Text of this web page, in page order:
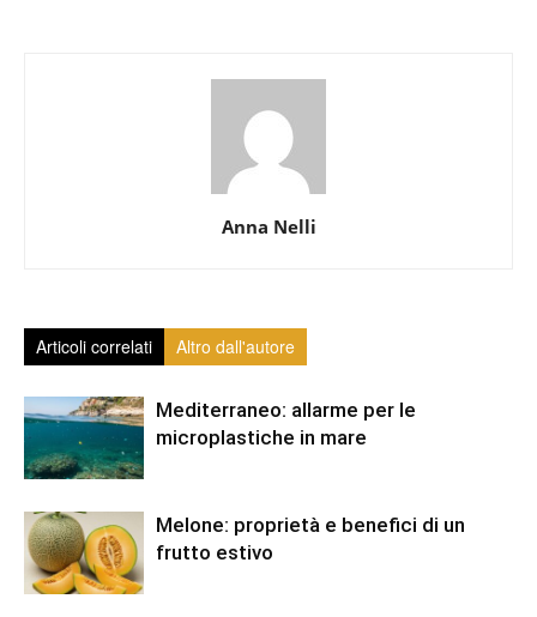
Anna Nelli
Articoli correlati Altro dall'autore
Mediterraneo: allarme per le
microplastiche in mare
Melone: proprietà e benefici di un
frutto estivo